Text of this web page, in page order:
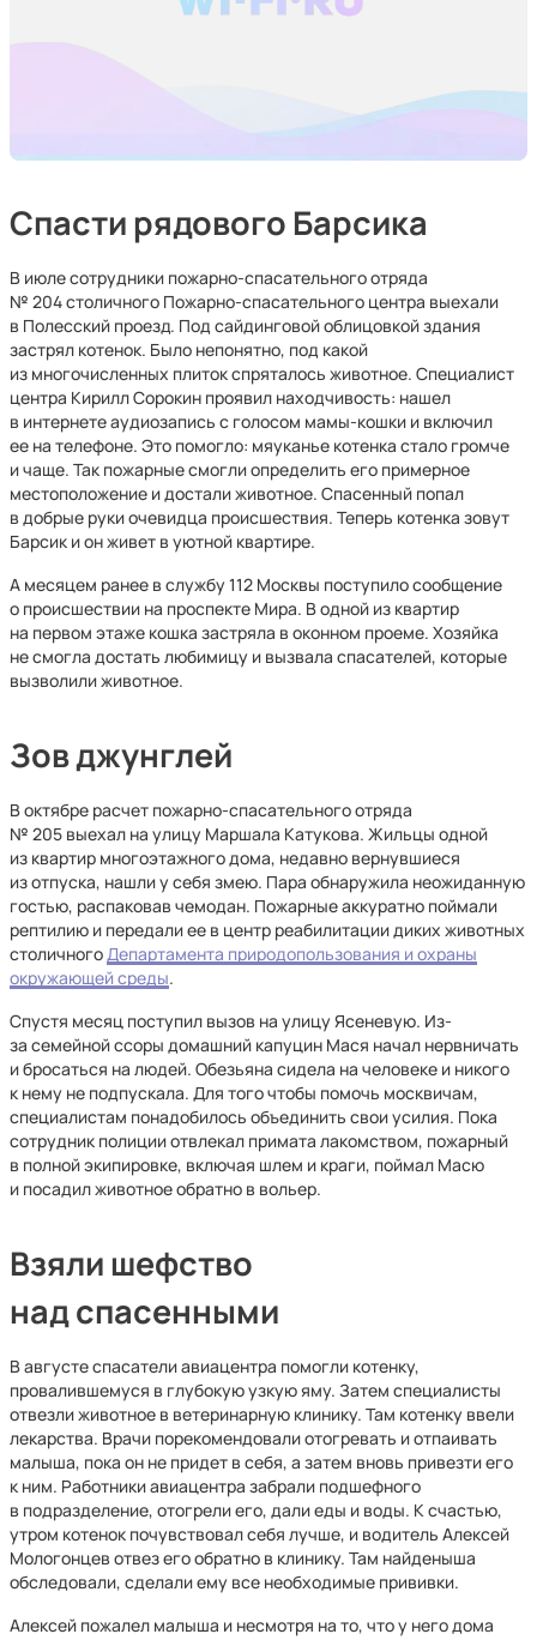
Спасти рядового Барсика
В июле сотрудники пожарно-спасательного отряда
№ 204 столичного Пожарно-спасательного центра выехали
в Полесский проезд. Под сайдинговой облицовкой здания
застрял котенок. Было непонятно, под какой
из многочисленных плиток спряталось животное. Специалист
центра Кирилл Сорокин проявил находчивость: нашел
в интернете аудиозапись с голосом мамы-кошки и включил
ее на телефоне. Это помогло: мяуканье котенка стало громче
и чаще. Так пожарные смогли определить его примерное
местоположение и достали животное. Спасенный попал
в добрые руки очевидца происшествия. Теперь котенка зовут
Барсик и он живет в уютной квартире.
А месяцем ранее в службу 112 Москвы поступило сообщение
о происшествии на проспекте Мира. В одной из квартир
на первом этаже кошка застряла в оконном проеме. Хозяйка
не смогла достать любимицу и вызвала спасателей, которые
вызволили животное.
Зов джунглей
В октябре расчет пожарно-спасательного отряда
№ 205 выехал на улицу Маршала Катукова. Жильцы одной
из квартир многоэтажного дома, недавно вернувшиеся
из отпуска, нашли у себя змею. Пара обнаружила неожиданную
гостью, распаковав чемодан. Пожарные аккуратно поймали
рептилию и передали ее в центр реабилитации диких животных
столичногоДепартамента природопользования и охраны
окружающей среды.
Спустя месяц поступил вызов на улицу Ясеневую. Из-
за семейной ссоры домашний капуцин Мася начал нервничать
и бросаться на людей. Обезьяна сидела на человеке и никого
к нему не подпускала. Для того чтобы помочь москвичам,
специалистам понадобилось объединить свои усилия. Пока
сотрудник полиции отвлекал примата лакомством, пожарный
в полной экипировке, включая шлем и краги, поймал Масю
и посадил животное обратно в вольер.
Взяли шефство
над спасенными
В августе спасатели авиацентра помогли котенку,
провалившемуся в глубокую узкую яму. Затем специалисты
отвезли животное в ветеринарную клинику. Там котенку ввели
лекарства. Врачи порекомендовали отогревать и отпаивать
малыша, пока он не придет в себя, а затем вновь привезти его
к ним. Работники авиацентра забрали подшефного
в подразделение, отогрели его, дали еды и воды. К счастью,
утром котенок почувствовал себя лучше, и водитель Алексей
Мологонцев отвез его обратно в клинику. Там найденыша
обследовали, сделали ему все необходимые прививки.
Алексей пожалел малыша и несмотря на то, что у него дома